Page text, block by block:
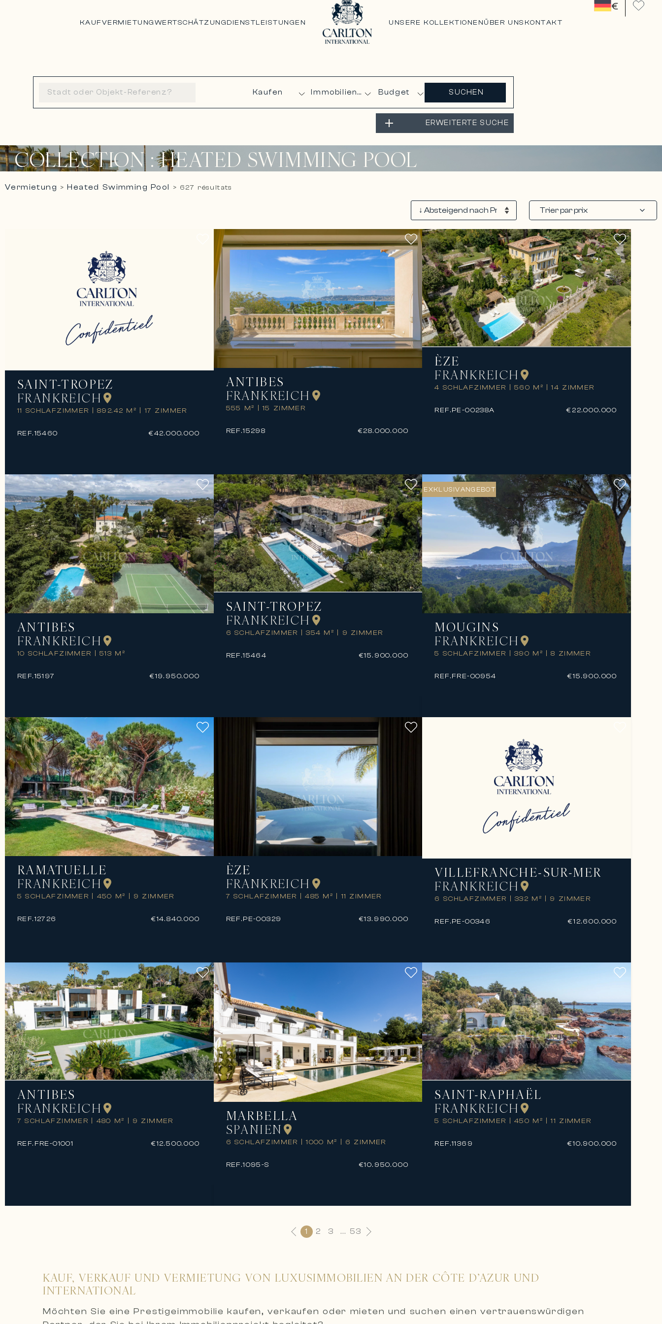
€
KAUFVERMIETUNGWERTSCHÄTZUNGDIENSTLEISTUNGEN UNSERE KOLLEKTIONENÜBER UNS KONTAKT
Budget SUCHEN
ERWEITERTE SUCHE
COLLECTION : HEATED SWIMMING POOL
Vermietung > Heated Swimming Pool > 627 résultats
Trier par prix
SAINT-TROPEZ
FRANKREICH
11 SCHLAFZIMMER 892.42 M² 17 ZIMMER
REF.15460 €42.000.000
ANTIBES
FRANKREICH
555 M² 15 ZIMMER
REF.15298 €28.000.000
ÈZE
FRANKREICH
4 SCHLAFZIMMER 560 M² 14 ZIMMER
REF.PE-00238A €22.000.000
ANTIBES
FRANKREICH
10 SCHLAFZIMMER 513 M²
REF.15197 €19.950.000
SAINT-TROPEZ
FRANKREICH
6 SCHLAFZIMMER 354 M² 9 ZIMMER
REF.15464 €15.900.000
EXKLUSIVANGEBOT
MOUGINS
FRANKREICH
5 SCHLAFZIMMER 390 M² 8 ZIMMER
REF.FRE-00954 €15.900.000
RAMATUELLE
FRANKREICH
5 SCHLAFZIMMER 450 M² 9 ZIMMER
REF.12726 €14.840.000
ÈZE
FRANKREICH
7 SCHLAFZIMMER 485 M² 11 ZIMMER
REF.PE-00329 €13.990.000
VILLEFRANCHE-SUR-MER
FRANKREICH
6 SCHLAFZIMMER 332 M² 9 ZIMMER
REF.PE-00346 €12.600.000
ANTIBES
FRANKREICH
7 SCHLAFZIMMER 480 M² 9 ZIMMER
REF. FRE-01001 €12.500.000
MARBELLA
SPANIEN
6 SCHLAFZIMMER 1000 M² 6 ZIMMER
REF.1095-S €10.950.000
SAINT-RAPHAËL
FRANKREICH
5 SCHLAFZIMMER 450 M² 11 ZIMMER
REF.11369 €10.900.000
1 2 3 ... 53
KAUF, VERKAUF UND VERMIETUNG VON LUXUSIMMOBILIEN AN DER CÔTE D’AZUR UND
INTERNATIONAL
Möchten Sie eine Prestigeimmobilie kaufen, verkaufen oder mieten und suchen einen vertrauenswürdigen